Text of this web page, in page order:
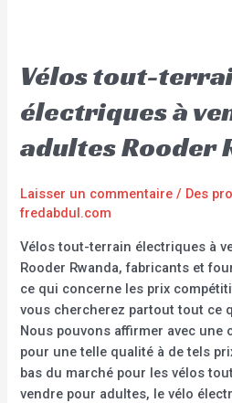
Vélos tout-
électriques à
adultes Rooder
Laisser un commentaire / Des
fredabdul.com
Vélos tout-terrain électriques à
Rooder Rwanda, fabricants et
ce qui concerne les prix
vous chercherez partout tout ce
Nous pouvons affirmer avec une
pour une telle qualité à de tels
bas du marché pour les vélos
vendre pour adultes, le vélo